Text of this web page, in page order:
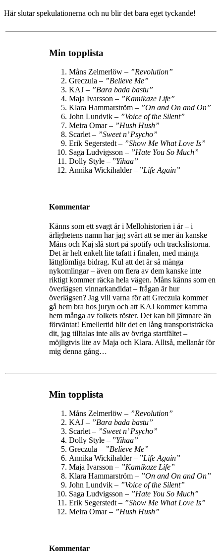
Här slutar spekulationerna och nu blir det bara eget tyckande!
Min topplista
Måns Zelmerlöw – ”Revolution”
Greczula – ”Believe Me”
KAJ – ”Bara bada bastu”
Maja Ivarsson – ”Kamikaze Life”
Klara Hammarström – ”On and On and On”
John Lundvik – ”Voice of the Silent”
Meira Omar – ”Hush Hush”
Scarlet – ”Sweet n’ Psycho”
Erik Segerstedt – ”Show Me What Love Is”
Saga Ludvigsson – ”Hate You So Much”
Dolly Style – ”Yihaa”
Annika Wickihalder – ”Life Again”
Kommentar
Känns som ett svagt år i Mellohistorien i år – i
ärlighetens namn har jag svårt att se mer än kanske
Måns och Kaj slå stort på spotify och trackslistorna.
Det är helt enkelt lite tafatt i finalen, med många
lättglömliga bidrag. Kul att det är så många
nykomlingar – även om flera av dem kanske inte
riktigt kommer räcka hela vägen. Måns känns som en
överlägsen vinnarkandidat – frågan är hur
överlägsen? Jag vill varna för att Greczula kommer
gå hem bra hos juryn och att KAJ kommer kamma
hem många av folkets röster. Det kan bli jämnare än
förväntat! Emellertid blir det en lång transportsträcka
dit, jag tilltalas inte alls av övriga startfältet –
möjligtvis lite av Maja och Klara. Alltså, mellanår för
mig denna gång…
Min topplista
Måns Zelmerlöw – ”Revolution”
KAJ – ”Bara bada bastu”
Scarlet – ”Sweet n’ Psycho”
Dolly Style – ”Yihaa”
Greczula – ”Believe Me”
Annika Wickihalder – ”Life Again”
Maja Ivarsson – ”Kamikaze Life”
Klara Hammarström – ”On and On and On”
John Lundvik – ”Voice of the Silent”
Saga Ludvigsson – ”Hate You So Much”
Erik Segerstedt – ”Show Me What Love Is”
Meira Omar – ”Hush Hush”
Kommentar